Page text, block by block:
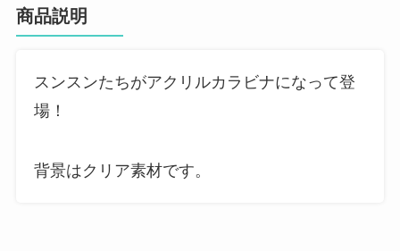
商品説明
スンスンたちがアクリルカラビナになって登
場！
背景はクリア素材です。